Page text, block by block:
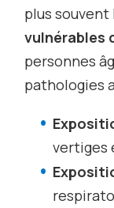
plus souvent
vulnérables
personnes
pathologies
vertiges